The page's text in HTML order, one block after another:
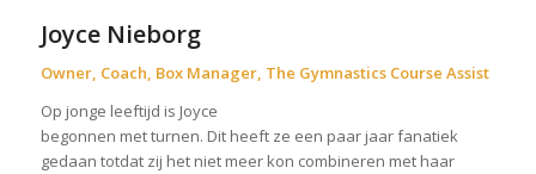
Joyce Nieborg
Owner, Coach, Box Manager, The Gymnastics Course Assist
Op jonge leeftijd is Joyce
begonnen met turnen. Dit heeft ze een paar jaar fanatiek
gedaan totdat zij het niet meer kon combineren met haar